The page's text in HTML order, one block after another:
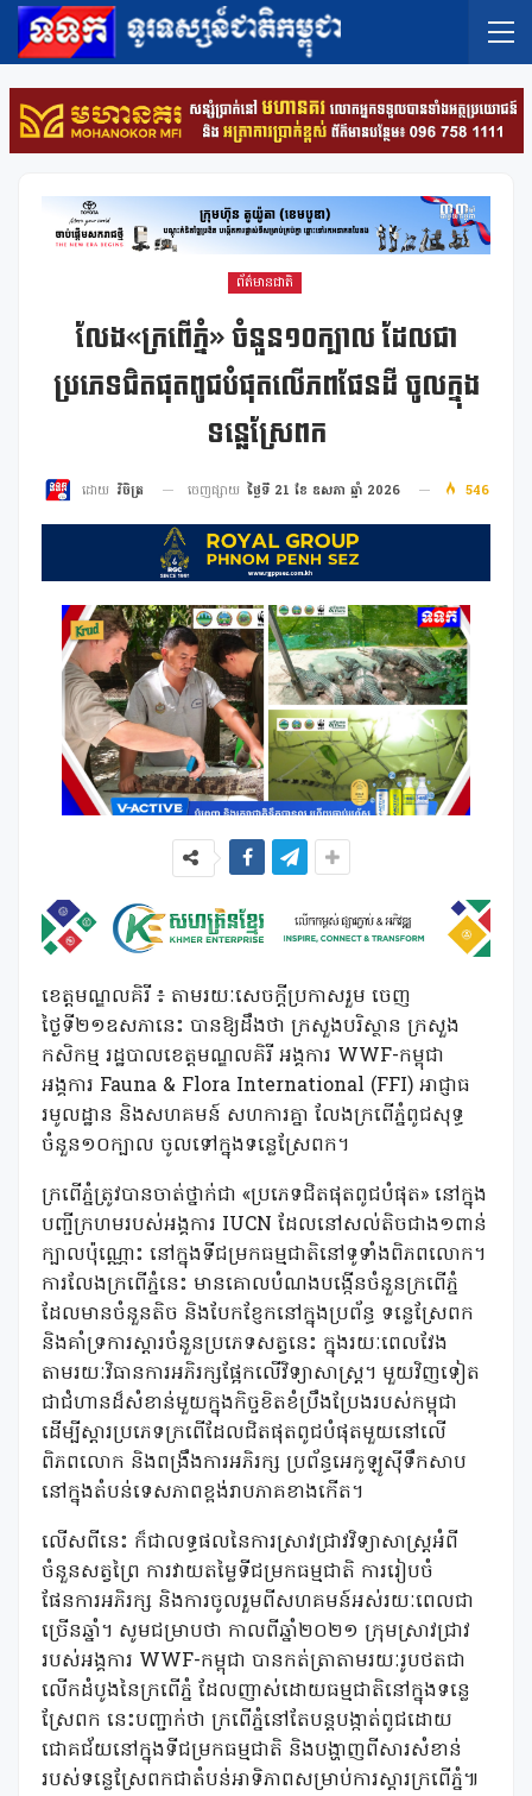
ព័ត៌មានជាតិ
លែង«ក្រពើភ្នំ» ចំនួន១០ក្បាល ដែលជា
ប្រភេទជិតផុតពូជបំផុតលើភពផែនដី ចូលក្នុង
ទន្លេស្រែពក
ដោយ វិចិត្រ ចេញផ្សាយ ថ្ងៃទី 21 ខែ ឧសភា ឆ្នាំ 2026 546
ខេត្តមណ្ឌលគិរី ៖ តាមរយៈសេចក្តីប្រកាសរួម ចេញ
ថ្ងៃទី២១ឧសភានេះ បានឱ្យដឹងថា ក្រសួងបរិស្ថាន ក្រសួង
កសិកម្ម រដ្ឋបាលខេត្តមណ្ឌលគិរី អង្គការ WWF-កម្ពុជា
អង្គការ Fauna & Flora International (FFI) អាជ្ញាធ
រមូលដ្ឋាន និងសហគមន៍ សហការគ្នា លែងក្រពើភ្នំពូជសុទ្ធ
ចំនួន១០ក្បាល ចូលទៅក្នុងទន្លេស្រែពក។
ក្រពើភ្នំត្រូវបានចាត់ថ្នាក់ជា «ប្រភេទជិតផុតពូជបំផុត» នៅក្នុង
បញ្ជីក្រហមរបស់អង្គការ IUCN ដែលនៅសល់តិចជាង១ពាន់
ក្បាលប៉ុណ្ណោះ នៅក្នុងទីជម្រកធម្មជាតិនៅទូទាំងពិភពលោក។
ការលែងក្រពើភ្នំនេះ មានគោលបំណងបង្កើនចំនួនក្រពើភ្នំ
ដែលមានចំនួនតិច និងបែកខ្ញែកនៅក្នុងប្រព័ន្ធ ទន្លេស្រែពក
និងគាំទ្រការស្តារចំនួនប្រភេទសត្វនេះ ក្នុងរយៈពេលវែង
តាមរយៈវិធានការអភិរក្សផ្អែកលើវិទ្យាសាស្រ្ត។ មួយវិញទៀត
ជាជំហានដ៏សំខាន់មួយក្នុងកិច្ចខិតខំប្រឹងប្រែងរបស់កម្ពុជា
ដើម្បីស្តារប្រភេទក្រពើដែលជិតផុតពូជបំផុតមួយនៅលើ
ពិភពលោក និងពង្រឹងការអភិរក្ស ប្រព័ន្ធអេកូឡូស៊ីទឹកសាប
នៅក្នុងតំបន់ទេសភាពខ្ពង់រាបភាគខាងកើត។
លើសពីនេះ ក៏ជាលទ្ធផលនៃការស្រាវជ្រាវវិទ្យាសាស្រ្តអំពី
ចំនួនសត្វព្រៃ ការវាយតម្លៃទីជម្រកធម្មជាតិ ការរៀបចំ
ផែនការអភិរក្ស និងការចូលរួមពីសហគមន៍អស់រយៈពេលជា
ច្រើនឆ្នាំ។ សូមជម្រាបថា កាលពីឆ្នាំ២០២១ ក្រុមស្រាវជ្រាវ
របស់អង្គការ WWF-កម្ពុជា បានកត់ត្រាតាមរយៈរូបថតជា
លើកដំបូងនៃក្រពើភ្នំ ដែលញាស់ដោយធម្មជាតិនៅក្នុងទន្លេ
ស្រែពក នេះបញ្ជាក់ថា ក្រពើភ្នំនៅតែបន្តបង្កាត់ពូជដោយ
ជោគជ័យនៅក្នុងទីជម្រកធម្មជាតិ និងបង្ហាញពីសារសំខាន់
របស់ទន្លេស្រែពកជាតំបន់អាទិភាពសម្រាប់ការស្តារក្រពើភ្នំ៕